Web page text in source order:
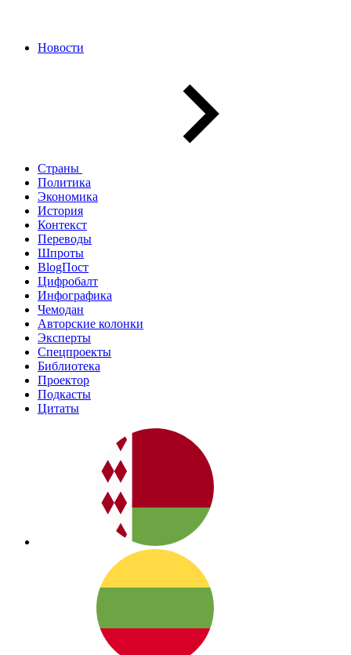
Новости
Страны
Политика
Экономика
История
Контекст
Переводы
Шпроты
BlogПост
Цифробалт
Инфографика
Чемодан
Авторские колонки
Эксперты
Спецпроекты
Библиотека
Проектор
Подкасты
Цитаты